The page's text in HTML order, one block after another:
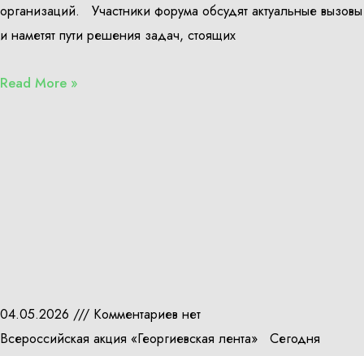
организаций. Участники форума обсудят актуальные вызовы
и наметят пути решения задач, стоящих
Read More »
04.05.2026
Комментариев нет
Всероссийская акция «Георгиевская лента» Сегодня